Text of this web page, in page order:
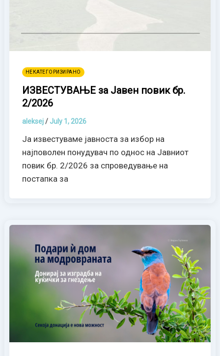
НЕКАТЕГОРИЗИРАНО
ИЗВЕСТУВАЊЕ за Јавен повик бр.
2/2026
aleksej/ July 1, 2026
Ја известуваме јавноста за избор на
најповолен понудувач по однос на Јавниот
повик бр. 2/2026 за спроведување на
постапка за